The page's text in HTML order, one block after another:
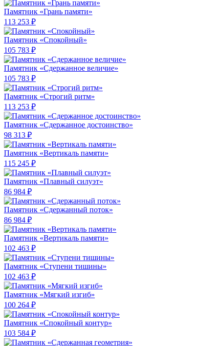
Памятник «Грань памяти»
113 253 ₽
Памятник «Спокойный»
105 783 ₽
Памятник «Сдержанное величие»
105 783 ₽
Памятник «Строгий ритм»
113 253 ₽
Памятник «Сдержанное достоинство»
98 313 ₽
Памятник «Вертикаль памяти»
115 245 ₽
Памятник «Плавный силуэт»
86 984 ₽
Памятник «Сдержанный поток»
86 984 ₽
Памятник «Вертикаль памяти»
102 463 ₽
Памятник «Ступени тишины»
102 463 ₽
Памятник «Мягкий изгиб»
100 264 ₽
Памятник «Спокойный контур»
103 584 ₽